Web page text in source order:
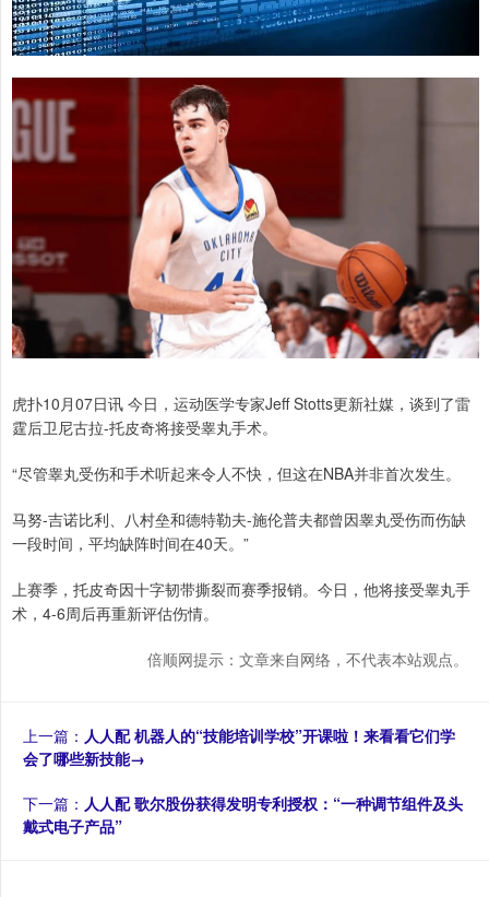
虎扑10月07日讯 今日，运动医学专家Jeff Stotts更新社媒，谈到了雷
霆后卫尼古拉-托皮奇将接受睾丸手术。
“尽管睾丸受伤和手术听起来令人不快，但这在NBA并非首次发生。
马努-吉诺比利、八村垒和德特勒夫-施伦普夫都曾因睾丸受伤而伤缺
一段时间，平均缺阵时间在40天。”
上赛季，托皮奇因十字韧带撕裂而赛季报销。今日，他将接受睾丸手
术，4-6周后再重新评估伤情。
倍顺网提示：文章来自网络，不代表本站观点。
上一篇： 人人配 机器人的“技能培训学校”开课啦！来看看它们学
会了哪些新技能→
下一篇： 人人配 歌尔股份获得发明专利授权：“一种调节组件及头
戴式电子产品”